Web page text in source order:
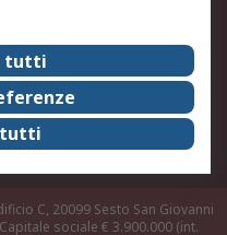
Contattaci
ESG
RS Group
Discovery: il Blog di RS
C, 20099 Sesto San Giovanni
sociale € 3.900.000 (int.
tutti
tutti